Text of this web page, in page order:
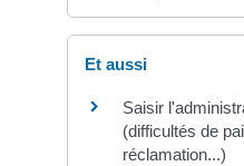
Et aussi
Saisir
(difficultés de
réclamation...)